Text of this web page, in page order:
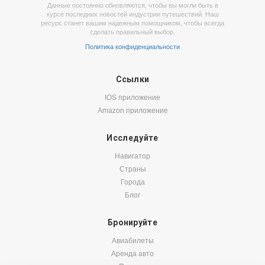
Данные постоянно обновляются, чтобы вы могли быть в
курсе последних новостей индустрии путешествий. Наш
ресурс станет вашим надежным помощником, чтобы всегда
сделать правильный выбор.
Политика конфиденциальности
Ссылки
IOS приложение
Amazon приложение
Исследуйте
Навигатор
Страны
Города
Блог
Бронируйте
Авиабилеты
Аренда авто